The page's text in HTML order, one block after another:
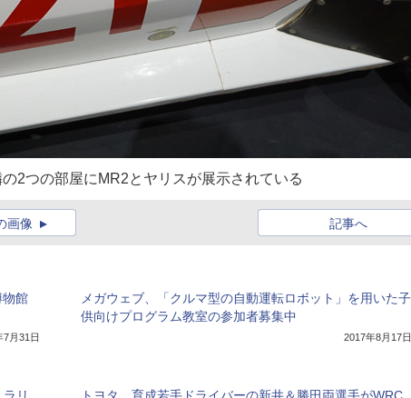
2つの部屋にMR2とヤリスが展示されている
記事へ
画像
物館
7月31日
メガウェブ、「クルマ型の自動運転ロボット」を用いた子
供向けプログラム教室の参加者募集中
2017年8月17日